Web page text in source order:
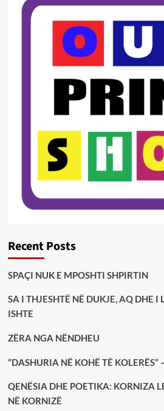
Recent Posts
SPAÇI NUK E MPOSHTI SHPIRTIN
SA I THJESHTË NË DUKJE, AQ DHE I
ISHTE
ZËRA NGA NËNDHEU
“DASHURIA NË KOHË TË KOLERËS”
QENËSIA DHE POETIKA: KORNIZA
NË KORNIZË